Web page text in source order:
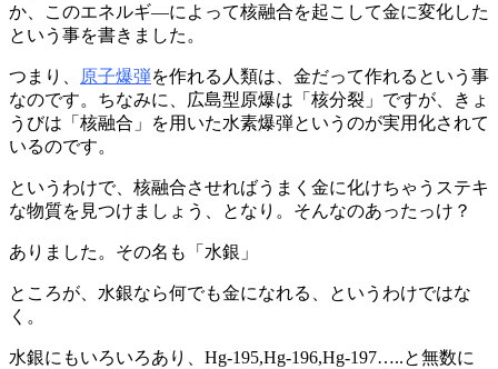
か、このエネルギ―によって核融合を起こして金に変化した
という事を書きました。
つまり、 原子爆弾を作れる人類は、金だって作れるという事
なのです。ちなみに、広島型原爆は「核分裂」ですが、きょ
うびは「核融合」を用いた水素爆弾というのが実用化されて
いるのです。
というわけで、核融合させればうまく金に化けちゃうステキ
な物質を見つけましょう、となり。そんなのあったっけ？
ありました。その名も「水銀」
ところが、水銀なら何でも金になれる、というわけではな
く。
水銀にもいろいろあり、Hg-195,Hg-196,Hg-197…..と無数に